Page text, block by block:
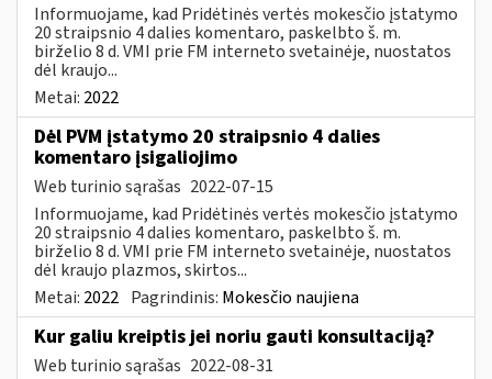
Informuojame, kad Pridėtinės vertės mokesčio įstatymo
20 straipsnio 4 dalies komentaro, paskelbto š. m.
birželio 8 d. VMI prie FM interneto svetainėje, nuostatos
dėl kraujo...
Metai: 2022
Dėl PVM įstatymo 20 straipsnio 4 dalies
komentaro įsigaliojimo
Web turinio sąrašas 2022-07-15
Informuojame, kad Pridėtinės vertės mokesčio įstatymo
20 straipsnio 4 dalies komentaro, paskelbto š. m.
birželio 8 d. VMI prie FM interneto svetainėje, nuostatos
dėl kraujo plazmos, skirtos...
Metai: 2022 Pagrindinis: Mokesčio naujiena
Kur galiu kreiptis jei noriu gauti konsultaciją?
Web turinio sąrašas 2022-08-31